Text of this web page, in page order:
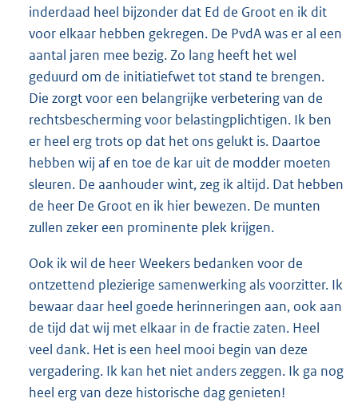
inderdaad heel bijzonder dat Ed de Groot en ik dit
voor elkaar hebben gekregen. De PvdA was er al een
aantal jaren mee bezig. Zo lang heeft het wel
geduurd om de initiatiefwet tot stand te brengen.
Die zorgt voor een belangrijke verbetering van de
rechtsbescherming voor belastingplichtigen. Ik ben
er heel erg trots op dat het ons gelukt is. Daartoe
hebben wij af en toe de kar uit de modder moeten
sleuren. De aanhouder wint, zeg ik altijd. Dat hebben
de heer De Groot en ik hier bewezen. De munten
zullen zeker een prominente plek krijgen.
Ook ik wil de heer Weekers bedanken voor de
ontzettend plezierige samenwerking als voorzitter. Ik
bewaar daar heel goede herinneringen aan, ook aan
de tijd dat wij met elkaar in de fractie zaten. Heel
veel dank. Het is een heel mooi begin van deze
vergadering. Ik kan het niet anders zeggen. Ik ga nog
heel erg van deze historische dag genieten!